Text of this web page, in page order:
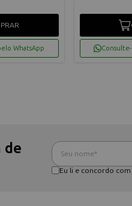
WhatsApp
de
Eu li e concordo